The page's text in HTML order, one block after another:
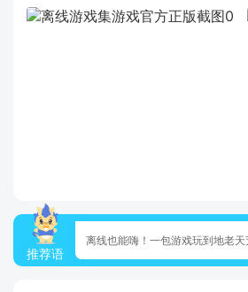
推荐语
离线也能嗨！一包游戏玩到地老天